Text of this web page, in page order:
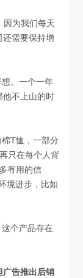
因为我们每天
还需要保持增
。一个一年
他不上山的时
T恤，一部分
只在每个人背
有用的信
境进步，比如
个产品存在
广告推出后销